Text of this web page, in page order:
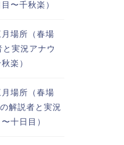
〜千秋楽）
場所（春場
実況アナウ
楽）
場所（春場
解説者と実況
十日目）